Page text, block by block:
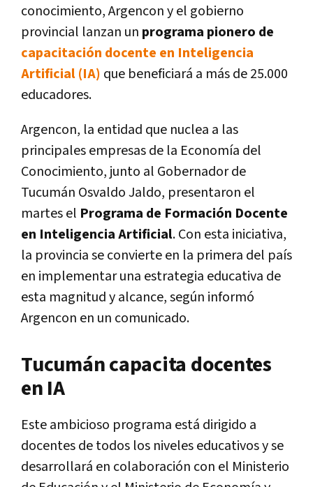
conocimiento, Argencon y el gobierno
provincial lanzan un programa pionero de
capacitación docente en Inteligencia
Artificial (IA) que beneficiará a más de 25.000
educadores.
Argencon, la entidad que nuclea a las
principales empresas de la Economía del
Conocimiento, junto al Gobernador de
Tucumán Osvaldo Jaldo, presentaron el
martes el Programa de Formación Docente
en Inteligencia Artificial. Con esta iniciativa,
la provincia se convierte en la primera del país
en implementar una estrategia educativa de
esta magnitud y alcance, según informó
Argencon en un comunicado.
Tucumán capacita docentes
en IA
Este ambicioso programa está dirigido a
docentes de todos los niveles educativos y se
desarrollará en colaboración con el Ministerio